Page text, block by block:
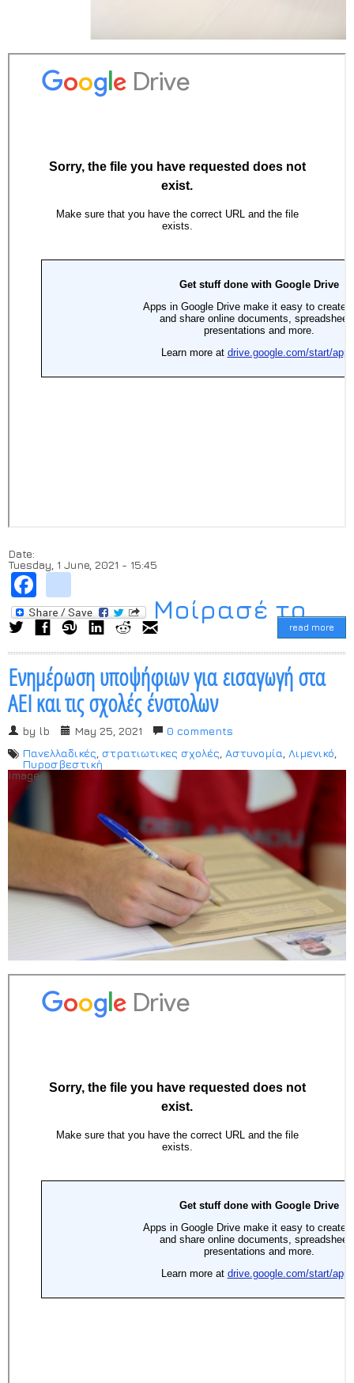
Date:
Tuesday, 1 June, 2021 - 15:45
Μοίρασέ το...
read more
Ενημέρωση υποψήφιων για εισαγωγή στα
ΑΕΙ και τις σχολές ένστολων
by lb May 25, 2021
0 comments
Πανελλαδικές στρατιωτικες σχολές Αστυνομία Λιμενικό
Πυροσβεστική
Image: